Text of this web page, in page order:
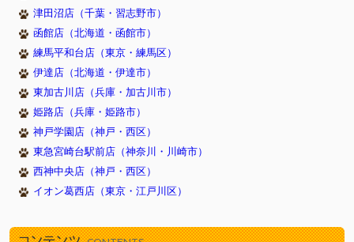
2017/05/18イオン新浦安店新装OPEN！（新浦安店）
2017/05/055月4日から7日まで子犬子猫のキャンペーンをしていま
2017/05/04 ＧＷフェア開催（新浦安店）
2017/04/13さくら祭（新浦安店）
2017/03/27スプリングフェア開催中(西神中央店)
2017/03/17☆新生活応援フェア 開催☆(戸塚店)
2017/03/17３連休限定フェア（新浦安）
2017/02/092/22猫の日記念フェア(新浦安）
2017/02/02春の無料健康診断(3/19) 豊明店
2016/12/31新春初売りフェア（新浦安店）
津田沼店（千葉・習志野市）
函館店（北海道・函館市）
練馬平和台店（東京・練馬区）
伊達店（北海道・伊達市）
東加古川店（兵庫・加古川市）
姫路店（兵庫・姫路市）
神戸学園店（神戸・西区）
東急宮崎台駅前店（神奈川・川崎市）
西神中央店（神戸・西区）
イオン葛西店（東京・江戸川区）